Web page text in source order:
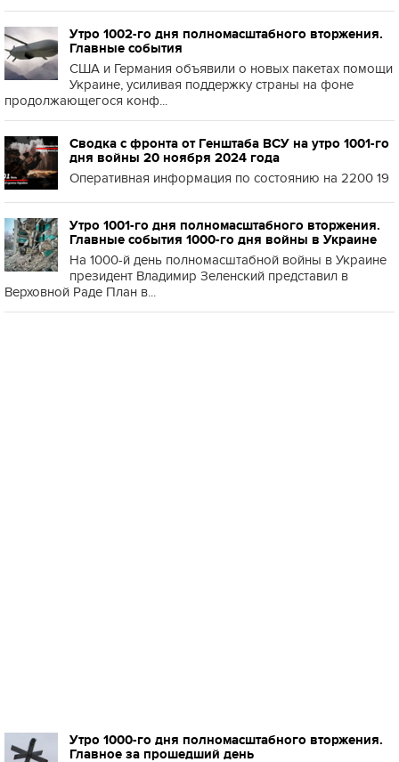
Утро 1002-го дня полномасштабного вторжения.
Главные события
США и Германия объявили о новых пакетах помощи
Украине, усиливая поддержку страны на фоне
продолжающегося конф...
Сводка с фронта от Генштаба ВСУ на утро 1001-го
дня войны 20 ноября 2024 года
Оперативная информация по состоянию на 2200 19
Утро 1001-го дня полномасштабного вторжения.
Главные события 1000-го дня войны в Украине
На 1000-й день полномасштабной войны в Украине
президент Владимир Зеленский представил в
Верховной Раде План в...
Утро 1000-го дня полномасштабного вторжения.
Главное за прошедший день